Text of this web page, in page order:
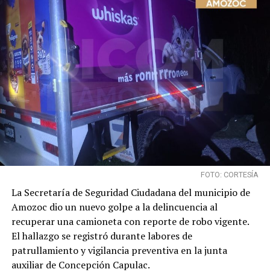
FOTO: CORTESÍA
La Secretaría de Seguridad Ciudadana del municipio de
Amozoc dio un nuevo golpe a la delincuencia al
recuperar una camioneta con reporte de robo vigente.
El hallazgo se registró durante labores de
patrullamiento y vigilancia preventiva en la junta
auxiliar de Concepción Capulac.